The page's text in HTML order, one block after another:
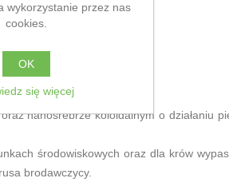
nanosrebrze koloidalnym o działaniu
środowiskowych oraz dla krów
brodawczycy.
wykorzystanie przez nas
cookies.
OK
się więcej